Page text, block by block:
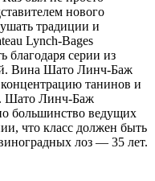
нового
традиции и
Lynch-Bages
благодаря серии из
Вина Шато Линч-Баж
танинов и
Шато Линч-Баж
большинство ведущих
что класс должен быть
лоз — 35 лет.